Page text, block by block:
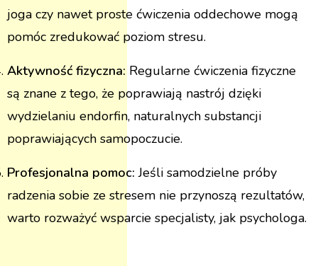
joga czy nawet proste ćwiczenia oddechowe mogą
pomóc zredukować poziom stresu.
Aktywność fizyczna: Regularne ćwiczenia fizyczne
są znane z tego, że poprawiają nastrój dzięki
wydzielaniu endorfin, naturalnych substancji
poprawiających samopoczucie.
Profesjonalna pomoc: Jeśli samodzielne próby
radzenia sobie ze stresem nie przynoszą rezultatów,
warto rozważyć wsparcie specjalisty, jak psychologa.